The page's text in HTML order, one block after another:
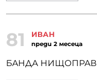
81 ИВАН
преди 2 месеца
БАНДА